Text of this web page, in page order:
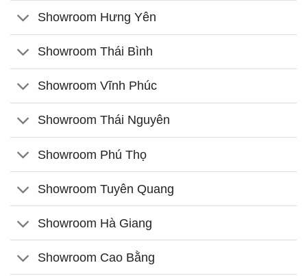
Showroom Hưng Yên
Showroom Thái Bình
Showroom Vĩnh Phúc
Showroom Thái Nguyên
Showroom Phú Thọ
Showroom Tuyên Quang
Showroom Hà Giang
Showroom Cao Bằng